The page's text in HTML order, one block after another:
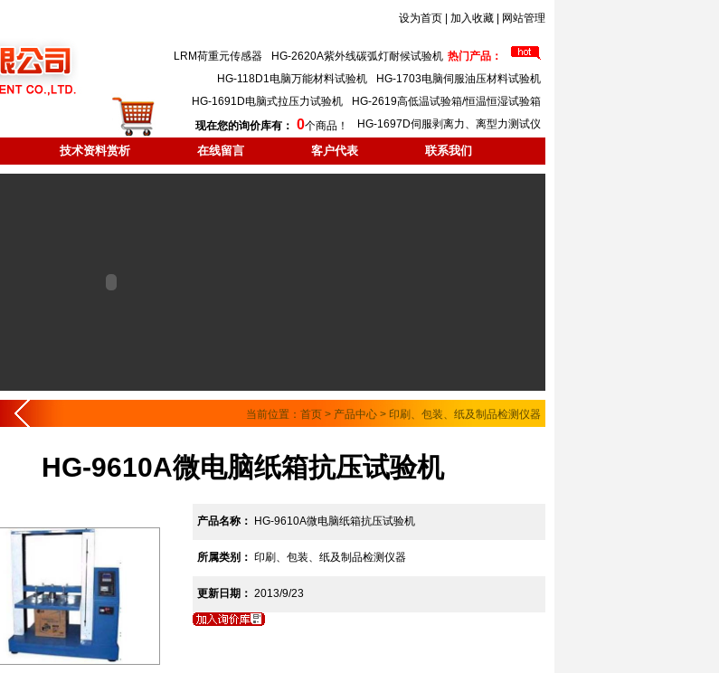
设为首页 加入收藏 网站管理
热门产品：
HG-2620A紫外线碳弧灯耐候试验机
LRM荷重元传感器
HG-1703电脑伺服油压材料试验机
HG-118D1电脑万能材料试验机
HG-2619高低温试验箱/恒温恒湿试验箱
HG-1691D电脑式拉压力试验机
HG-1697D伺服剥离力、离型力测试仪
现在您的询价库有： 0个商品！
技术资料赏析 在线留言 客户代表 联系我们
当前位置： 首页 > 产品中心 > 印刷、包装、纸及制品检测仪器
HG-9610A微电脑纸箱抗压试验机
产品名称： HG-9610A微电脑纸箱抗压试验机
所属类别： 印刷、包装、纸及制品检测仪器
更新日期： 2013/9/23